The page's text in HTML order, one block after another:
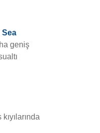
Sea
geniş